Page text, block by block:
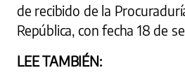
de recibido de la
República, con fecha 18 de
LEE TAMBIÉN: